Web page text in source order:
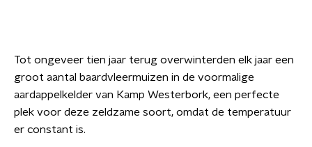
Tot ongeveer tien jaar terug overwinterden elk jaar een
groot aantal baardvleermuizen in de voormalige
aardappelkelder van Kamp Westerbork, een perfecte
plek voor deze zeldzame soort, omdat de temperatuur
er constant is.